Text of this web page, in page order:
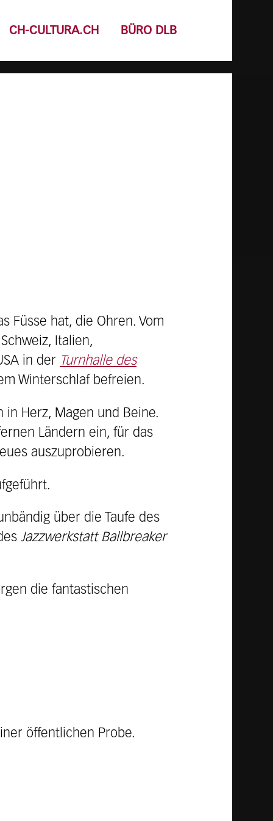
CH-CULTURA.CH BÜRO DLB
Füsse hat, die Ohren. Vom
Italien,
in der Turnhalle des
Winterschlaf befreien.
Herz, Magen und Beine.
Ländern ein, für das
auszuprobieren.
über die Taufe des
Jazzwerkstatt Ballbreaker
die fantastischen
öffentlichen Probe.